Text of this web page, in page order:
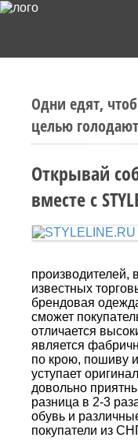
Одни едят,
целью
Открывай
вместе с
производителей,
известных
брендовая
сможет
отличается
является
по крою, пошиву
уступает
довольно
разница в 2-3
обувь и
покупатели из